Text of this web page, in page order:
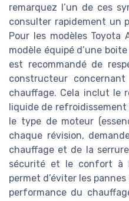
remarquez l’un de ces
consulter rapidement un
Pour les modèles
modèle équipé d’une
est recommandé de
constructeur
chauffage. Cela inclut le
liquide de refroidissement
le type de moteur
chaque révision,
chauffage et de la
sécurité et le confort à
permet d’éviter les
performance du